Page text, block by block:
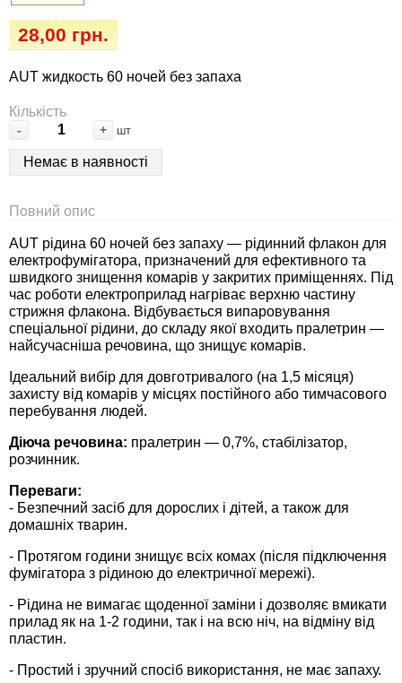
28,00 грн.
AUT жидкость 60 ночей без запаха
Кількість
- + шт
Немає в наявності
Повний опис
AUT рідина 60 ночей без запаху — рідинний флакон для
електрофумігатора, призначений для ефективного та
швидкого знищення комарів у закритих приміщеннях. Під
час роботи електроприлад нагріває верхню частину
стрижня флакона. Відбувається випаровування
спеціальної рідини, до складу якої входить пралетрин —
найсучасніша речовина, що знищує комарів.
Ідеальний вибір для довготривалого (на 1,5 місяця)
захисту від комарів у місцях постійного або тимчасового
перебування людей.
Діюча речовина: пралетрин — 0,7%, стабілізатор,
розчинник.
Переваги:
- Безпечний засіб для дорослих і дітей, а також для
домашніх тварин.
- Протягом години знищує всіх комах (після підключення
фумігатора з рідиною до електричної мережі).
- Рідина не вимагає щоденної заміни і дозволяє вмикати
прилад як на 1-2 години, так і на всю ніч, на відміну від
пластин.
- Простий і зручний спосіб використання, не має запаху.
Семена перца
Семена пряных трав
Семена салата
Семена свеклы
Семена сидератов
Семена табака
Семена томатов
Семена газонной травы
Семена укропа
Удобрения «Сударушка», «Рязаночка»
100 г
Удобрения «Чистый лист» кристаллические
300 г
Удобрения «Чистый лист» Успех
Опрыскиватели
Перчатки
Средства защиты от тараканов, прусаков,
клопов, блох, домашних и садовых муравьев
Средства защиты от комаров, москитов,
Средства защиты от мух
Средства защиты от моли
Средства защиты от капустницы
Препараты для септиков, выгребных ям и